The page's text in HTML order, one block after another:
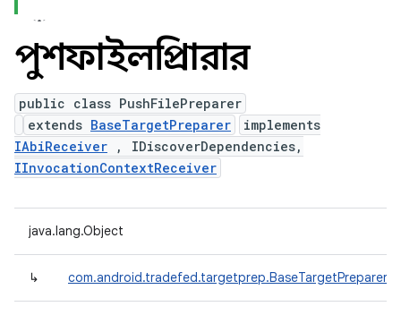
পুশফাইলপ্রিপারার
public class PushFilePreparer
extends BaseTargetPreparer
implements
IAbiReceiver , IDiscoverDependencies,
IInvocationContextReceiver
java.lang.Object
↳ com.android.tradefed.targetprep.BaseTargetPreparer